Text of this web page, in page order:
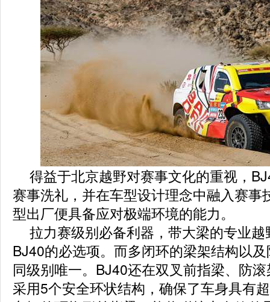
得益于北京越野对赛事文化的重视，
赛事洗礼，并在车型设计理念中融入赛事
型出厂便具备应对极端环境的能力。
拉力赛级别必备利器，带大梁的专业
BJ40的必选项。而多闭环的梁架结构以
同级别唯一。BJ40还在双叉前指梁、防
采用5个安全环状结构，确保了车身具有